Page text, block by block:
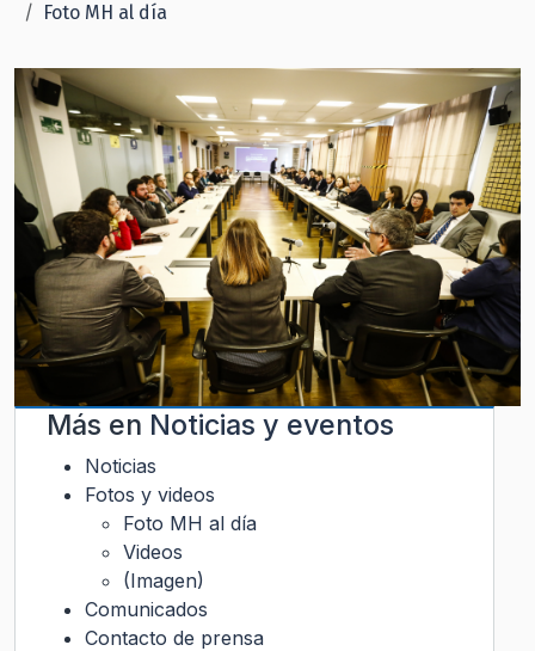
Foto MH al día
Más en Noticias y eventos
Noticias
Fotos y videos
Foto MH al día
Videos
(Imagen)
Comunicados
Contacto de prensa